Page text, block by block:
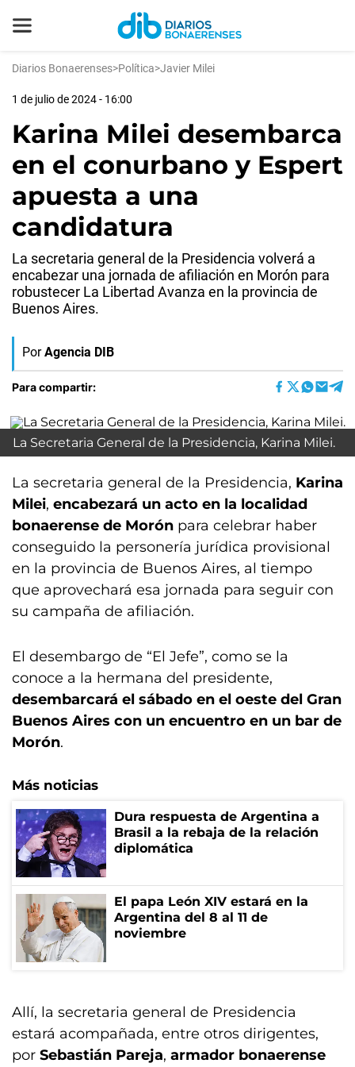
Diarios Bonaerenses>Política>Javier Milei
1 de julio de 2024 - 16:00
Karina Milei desembarca
en el conurbano y Espert
apuesta a una
candidatura
La secretaria general de la Presidencia volverá a
encabezar una jornada de afiliación en Morón para
robustecer La Libertad Avanza en la provincia de
Buenos Aires.
Por Agencia DIB
Para compartir:
La Secretaria General de la Presidencia, Karina Milei.
La secretaria general de la Presidencia, Karina
Milei, encabezará un acto en la localidad
bonaerense de Morón para celebrar haber
conseguido la personería jurídica provisional
en la provincia de Buenos Aires, al tiempo
que aprovechará esa jornada para seguir con
su campaña de afiliación.
El desembargo de “El Jefe”, como se la
conoce a la hermana del presidente,
desembarcará el sábado en el oeste del Gran
Buenos Aires con un encuentro en un bar de
Morón.
Más noticias
Dura respuesta de Argentina a
Brasil a la rebaja de la relación
diplomática
El papa León XIV estará en la
Argentina del 8 al 11 de
noviembre
Allí, la secretaria general de Presidencia
estará acompañada, entre otros dirigentes,
por Sebastián Pareja, armador bonaerense